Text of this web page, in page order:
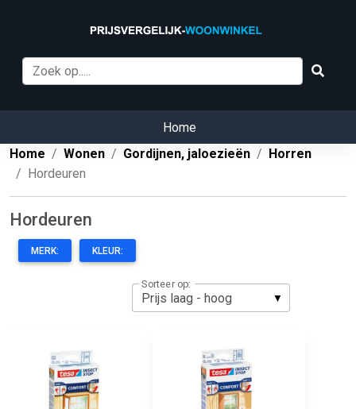
Home
Home
Wonen Gordijnen, jaloezieën
Horren
Hordeuren
Hordeuren
MERK: KLEUR:
Sorteer op: